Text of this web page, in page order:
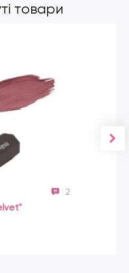
товари
2